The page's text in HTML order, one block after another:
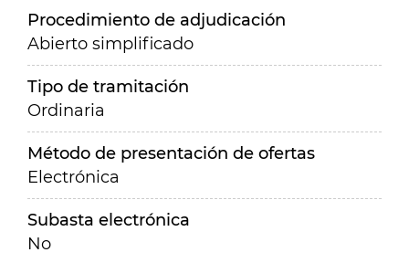
Procedimiento de adjudicación
Abierto simplificado
Tipo de tramitación
Ordinaria
Método de presentación de ofertas
Electrónica
Subasta electrónica
No